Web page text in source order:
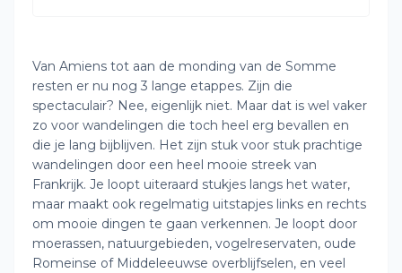
Van Amiens tot aan de monding van de Somme
resten er nu nog 3 lange etappes. Zijn die
spectaculair? Nee, eigenlijk niet. Maar dat is wel vaker
zo voor wandelingen die toch heel erg bevallen en
die je lang bijblijven. Het zijn stuk voor stuk prachtige
wandelingen door een heel mooie streek van
Frankrijk. Je loopt uiteraard stukjes langs het water,
maar maakt ook regelmatig uitstapjes links en rechts
om mooie dingen te gaan verkennen. Je loopt door
moerassen, natuurgebieden, vogelreservaten, oude
Romeinse of Middeleeuwse overblijfselen, en veel